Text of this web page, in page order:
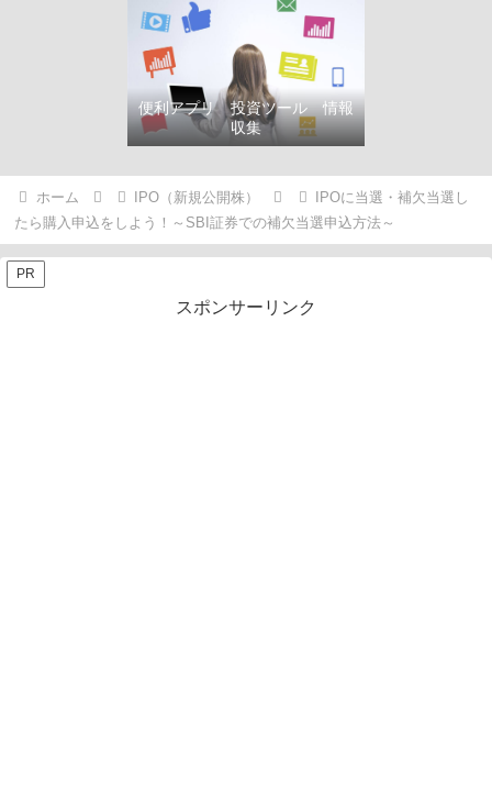
便利アプリ 投資ツール 情報
収集
ホーム IPO（新規公開株）
IPOに当選・補欠当選し
たら購入申込をしよう！～SBI証券での補欠当選申込方法～
PR
スポンサーリンク